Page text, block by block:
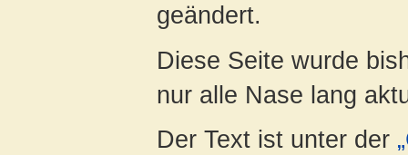
geändert.
Diese Seite wurde
nur alle Nase lang
Der Text ist unter der